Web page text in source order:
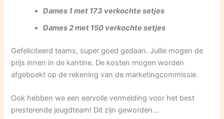
Dames 1 met 173 verkochte setjes
Dames 2 met 150 verkochte setjes
Gefeliciteerd teams, super goed gedaan. Jullie mogen de
prijs innen in de kantine. De kosten mogen worden
afgeboekt op de rekening van de marketingcommissie.
Ook hebben we een eervolle vermelding voor het best
presterende jeugdteam! Dit zijn geworden…